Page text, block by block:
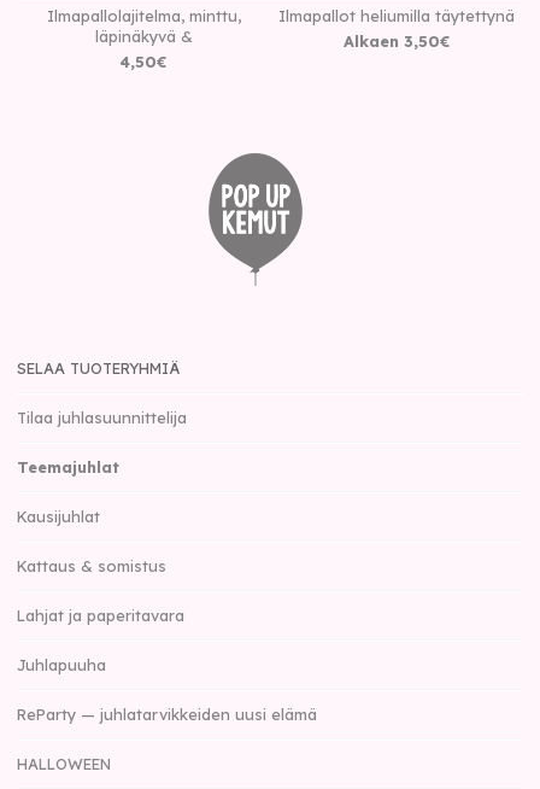
Ilmapallolajitelma, minttu,
läpinäkyvä &
4,50€
Ilmapallot heliumilla täytettynä
Alkaen 3,50€
SELAA TUOTERYHMIÄ
Tilaa juhlasuunnittelija
Teemajuhlat
Kausijuhlat
Kattaus & somistus
Lahjat ja paperitavara
Juhlapuuha
ReParty — juhlatarvikkeiden uusi elämä
HALLOWEEN